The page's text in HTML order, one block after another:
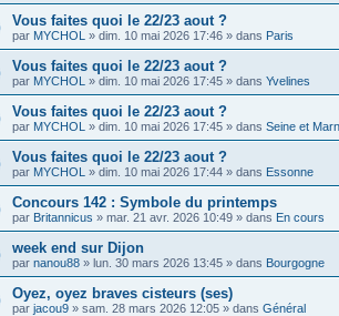
Vous faites quoi le 22/23 aout ?
par MYCHOL » dim. 10 mai 2026 17:46 » dans Paris
Vous faites quoi le 22/23 aout ?
par MYCHOL » dim. 10 mai 2026 17:45 » dans Yvelines
Vous faites quoi le 22/23 aout ?
par MYCHOL » dim. 10 mai 2026 17:45 » dans Seine et
Vous faites quoi le 22/23 aout ?
par MYCHOL » dim. 10 mai 2026 17:44 » dans Essonne
Concours 142 : Symbole du printemps
par Britannicus » mar. 21 avr. 2026 10:49 » dans En cours
week end sur Dijon
par nanou88 » lun. 30 mars 2026 13:45 » dans Bourgogne
Oyez, oyez braves cisteurs (ses)
par jacou9 » sam. 28 mars 2026 12:05 » dans Général